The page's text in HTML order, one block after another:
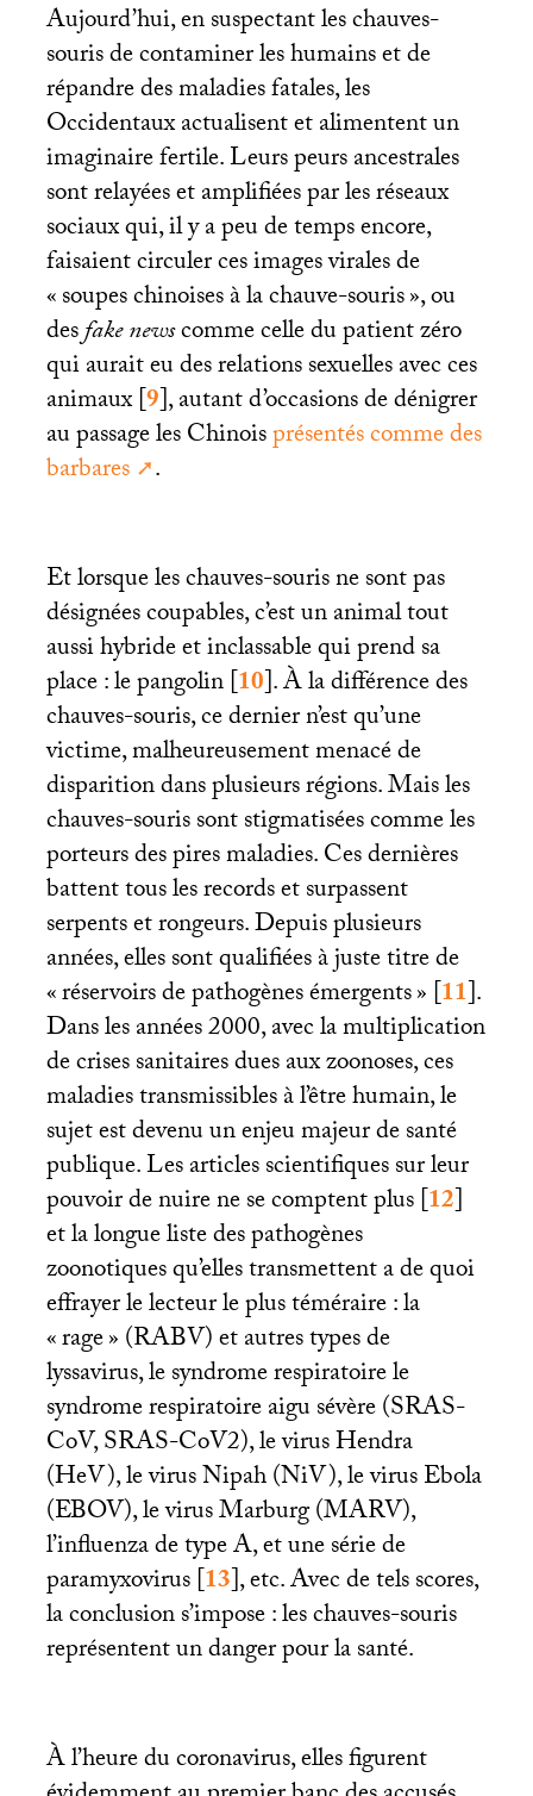
Aujourd’hui, en suspectant les chauves-
souris de contaminer les humains et de
répandre des maladies fatales, les
Occidentaux actualisent et alimentent un
imaginaire fertile. Leurs peurs ancestrales
sont relayées et amplifiées par les réseaux
sociaux qui, il y a peu de temps encore,
faisaient circuler ces images virales de
«soupes chinoises à la chauve-souris», ou
desfake newscomme celle du patient zéro
qui aurait eu des relations sexuelles avec ces
animaux[9], autant d’occasions de dénigrer
au passage les Chinoisprésentés comme des
barbares
.
Et lorsque les chauves-souris ne sont pas
désignées coupables, c’est un animal tout
aussi hybride et inclassable qui prend sa
place : le pangolin[10]. À la différence des
chauves-souris, ce dernier n’est qu’une
victime, malheureusement menacé de
disparition dans plusieurs régions. Mais les
chauves-souris sont stigmatisées comme les
porteurs des pires maladies. Ces dernières
battent tous les records et surpassent
serpents et rongeurs. Depuis plusieurs
années, elles sont qualifiées à juste titre de
«réservoirs de pathogènes émergents»[11].
Dans les années 2000, avec la multiplication
de crises sanitaires dues aux zoonoses, ces
maladies transmissibles à l’être humain, le
sujet est devenu un enjeu majeur de santé
publique. Les articles scientifiques sur leur
pouvoir de nuire ne se comptent plus[12]
et la longue liste des pathogènes
zoonotiques qu’elles transmettent a de quoi
effrayer le lecteur le plus téméraire : la
«rage» (RABV) et autres types de
lyssavirus, le syndrome respiratoire le
syndrome respiratoire aigu sévère (SRAS-
CoV,SRAS-CoV2), le virus Hendra
(HeV), le virus Nipah (NiV), le virus Ebola
(EBOV), le virus Marburg (MARV),
l’influenza de type A, et une série de
paramyxovirus[13], etc. Avec de tels scores,
la conclusion s’impose : les chauves-souris
représentent un danger pour la santé.
À l’heure du coronavirus, elles figurent